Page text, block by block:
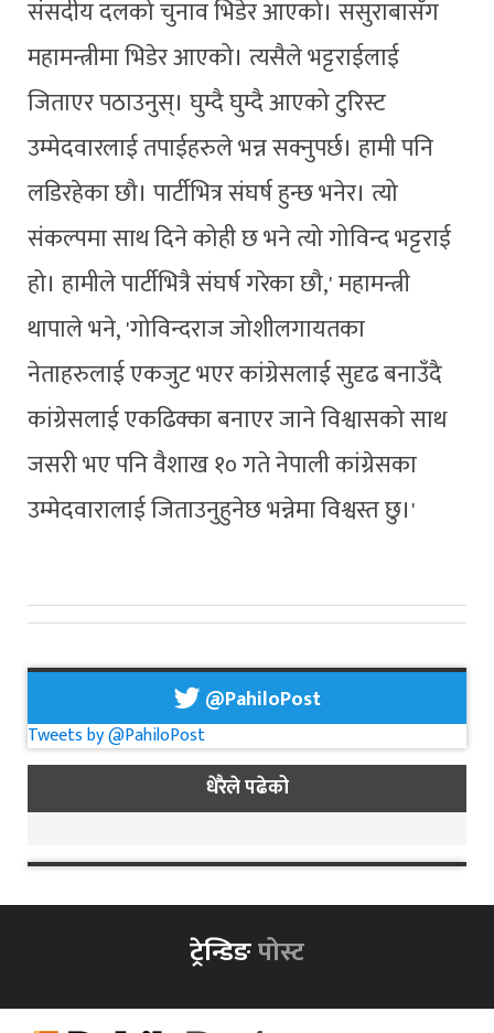
संसदीय दलको चुनाव भिडेर आएको। ससुराबासँग
महामन्त्रीमा भिडेर आएको। त्यसैले भट्टराईलाई
जिताएर पठाउनुस्। घुम्दै घुम्दै आएको टुरिस्ट
उम्मेदवारलाई तपाईहरुले भन्न सक्नुपर्छ। हामी पनि
लडिरहेका छौ। पार्टीभित्र संघर्ष हुन्छ भनेर। त्यो
संकल्पमा साथ दिने कोही छ भने त्यो गोविन्द भट्टराई
हो। हामीले पार्टीभित्रै संघर्ष गरेका छौ,' महामन्त्री
थापाले भने, 'गोविन्दराज जोशीलगायतका
नेताहरुलाई एकजुट भएर कांग्रेसलाई सुदृढ बनाउँदै
कांग्रेसलाई एकढिक्का बनाएर जाने विश्वासको साथ
जसरी भए पनि वैशाख १० गते नेपाली कांग्रेसका
उम्मेदवारालाई जिताउनुहुनेछ भन्नेमा विश्वस्त छु।'
@PahiloPost
Tweets by @PahiloPost
धेरैले पढेको
ट्रेन्डिङपोस्ट